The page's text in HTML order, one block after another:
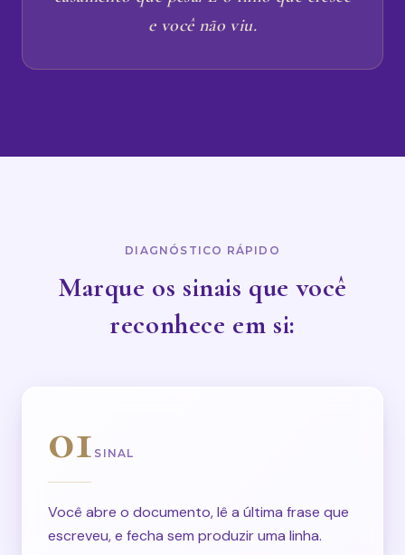
e você não viu.
DIAGNÓSTICO RÁPIDO
Marque os sinais que você
reconhece em si:
01 SINAL
Você abre o documento, lê a última frase que
escreveu, e fecha sem produzir uma linha.